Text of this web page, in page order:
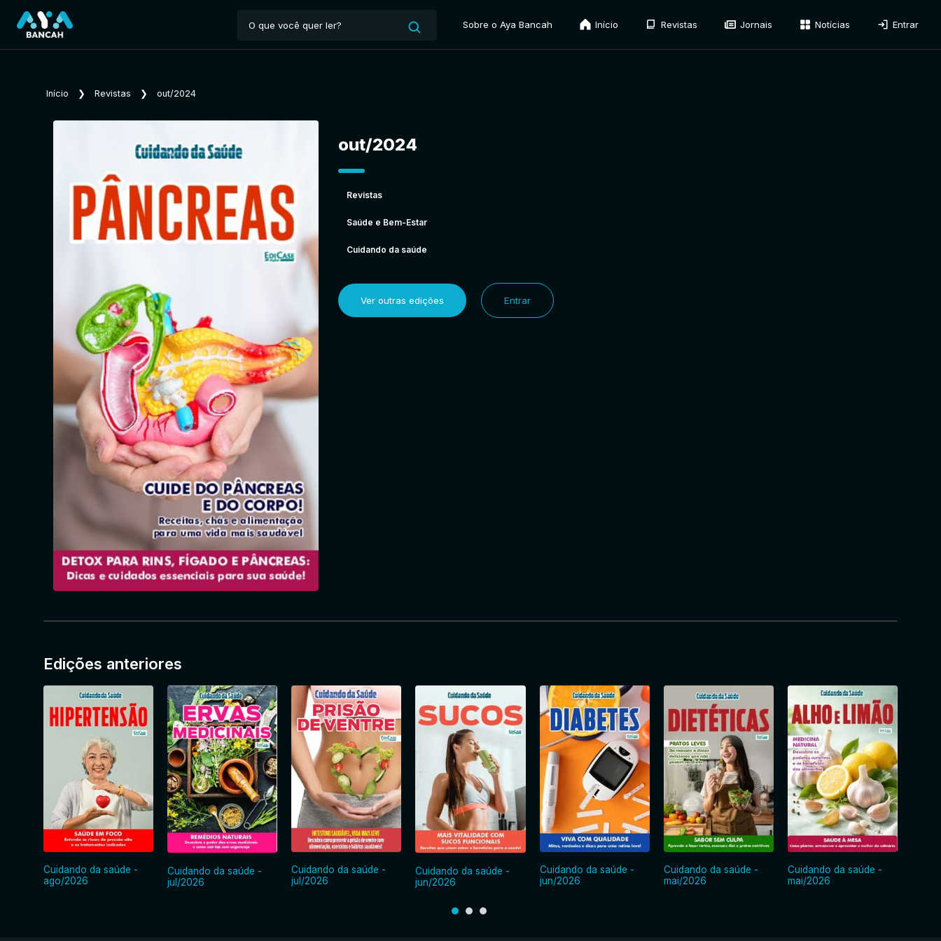
Sobre o Aya Bancah Início Revistas Jornais Notícias Entrar
Início ❯ Revistas ❯ out/2024
out/2024
Revistas
Saúde e Bem-Estar
Cuidando da saúde
Ver outras edições Entrar
Edições anteriores
Cuidando da saúde -
ago/2026
Cuidando da saúde -
jul/2026
Cuidando da saúde -
jul/2026
Cuidando da saúde -
jun/2026
Cuidando da saúde -
jun/2026
Cuidando da saúde -
mai/2026
Cuidando da saúde -
mai/2026